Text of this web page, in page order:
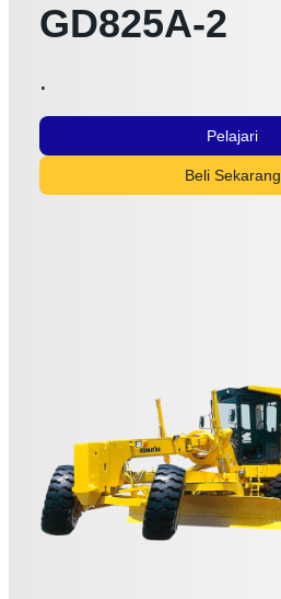
GD825A-2
.
Pelajari
Beli Sekarang